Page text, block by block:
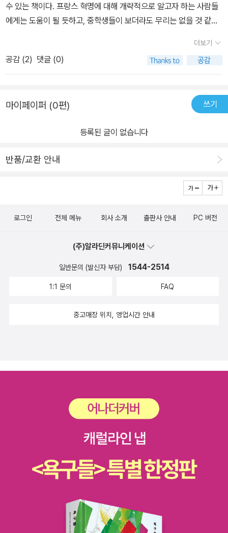
수 있는 책이다. 프랑스 혁명에 대해 개략적으로 알고자 하는 사람들
에게는 도움이 될 듯하고, 중학생들이 보더라도 무리는 없을 것 같고,
명에 대해 아무것도 모르는 사람이라면 읽어봐도 괜찮을 것 같다.
더보기
공감 (2) 댓글 (0)
마이페이퍼 (0편) 쓰기
등록된 글이 없습니다
반품/교환 안내
로그인 전체 메뉴 회사 소개 출판사 안내 PC 버전
(주)알라딘커뮤니케이션
일반문의 (발신자 부담) 1544-2514
1:1 문의 FAQ
중고매장 위치, 영업시간 안내